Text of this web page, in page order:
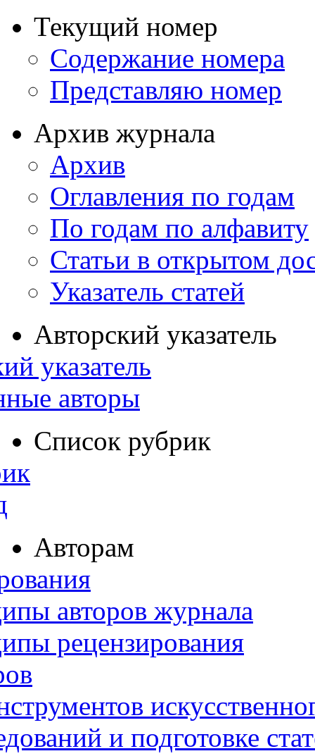
Текущий номер
Содержание номера
Представляю номер
Архив журнала
Архив
Оглавления по годам
По годам по алфавиту
Статьи в открытом
Указатель статей
Авторский указатель
указатель
авторы
Список рубрик
Авторам
авторов журнала
рецензирования
и подготовке